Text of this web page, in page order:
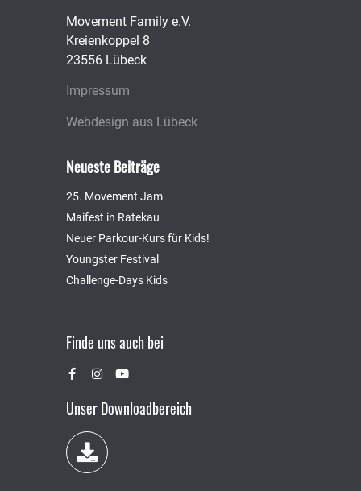
Movement Family e.V.
Kreienkoppel 8
23556 Lübeck
Impressum
Webdesign aus Lübeck
Neueste Beiträge
25. Movement Jam
Maifest in Ratekau
Neuer Parkour-Kurs für Kids!
Youngster Festival
Challenge-Days Kids
Finde uns auch bei
Unser Downloadbereich